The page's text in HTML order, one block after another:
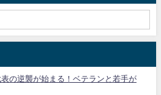
の逆襲が始まる！ベテランと若手が